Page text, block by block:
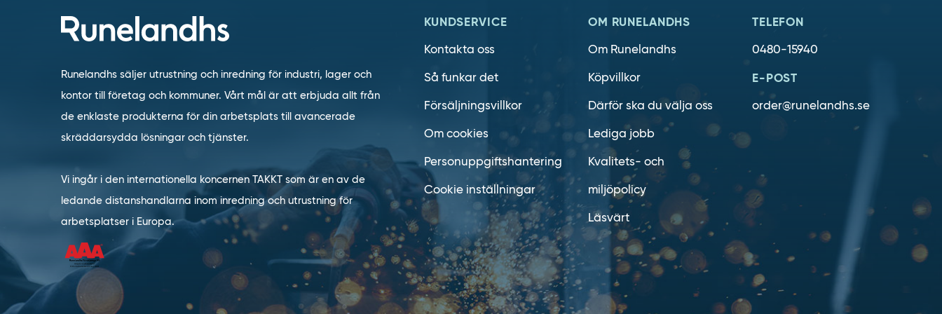
Runelandhs säljer utrustning och inredning för industri, lager och
kontor till företag och kommuner. Vårt mål är att erbjuda allt från
de enklaste produkterna för din arbetsplats till avancerade
skräddarsydda lösningar och tjänster.
Vi ingår i den internationella koncernen TAKKT som är en av de
ledande distanshandlarna inom inredning och utrustning för
arbetsplatser i Europa.
KUNDSERVICE
Kontakta oss
Så funkar det
Försäljningsvillkor
Om cookies
Personuppgiftshantering
Cookie inställningar
OM RUNELANDHS
Om Runelandhs
Köpvillkor
Därför ska du välja oss
Lediga jobb
Kvalitets- och
miljöpolicy
Läsvärt
TELEFON
0480-15940
E-POST
order@runelandhs.se